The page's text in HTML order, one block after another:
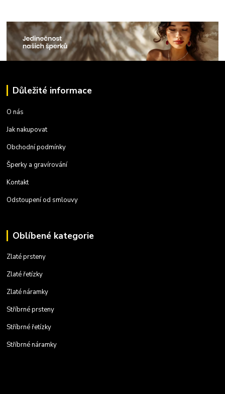
Důležité informace
O nás
Jak nakupovat
Obchodní podmínky
Šperky a gravírování
Kontakt
Odstoupení od smlouvy
Oblíbené kategorie
Zlaté prsteny
Zlaté řetízky
Zlaté náramky
Stříbrné prsteny
Stříbrné řetízky
Stříbrné náramky